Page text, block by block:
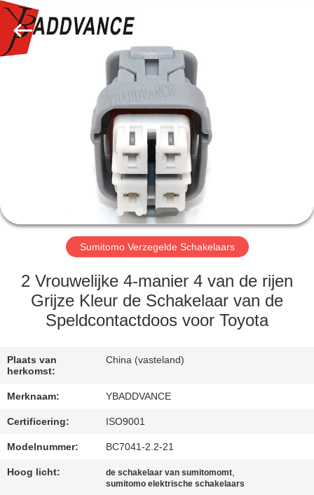
PRODUCTEN
ONGEVEER
FABRIEKSREIS
KWALITEITSCONTROLE
CONTACTEER
EEN
CITAAT
Auto
Parts
Co.,Ltd.
Rights
Reserved.
Sumitomo Verzegelde Schakelaars
2 Vrouwelijke 4-manier 4 van de rijen
Grijze Kleur de Schakelaar van de
Speldcontactdoos voor Toyota
Plaats van
herkomst:
China (vasteland)
Merknaam: YBADDVANCE
Certificering: ISO9001
Modelnummer: BC7041-2.2-21
Hoog licht: de schakelaar van sumitomomt,
sumitomo elektrische schakelaars